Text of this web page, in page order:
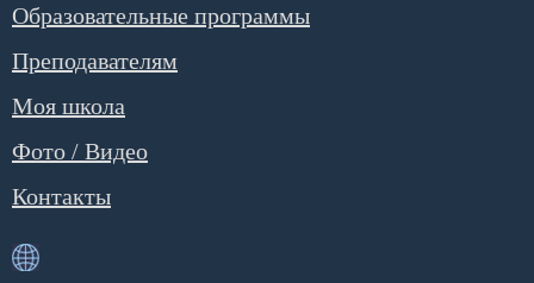
Образовательные программы
Преподавателям
Моя школа
Фото / Видео
Контакты